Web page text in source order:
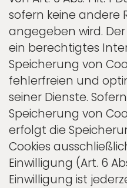
sofern keine andere
angegeben wird.
ein berechtigtes
Speicherung von
fehlerfreien und
seiner Dienste.
Speicherung von
erfolgt die
Cookies
Einwilligung (Art. 6
Einwilligung ist